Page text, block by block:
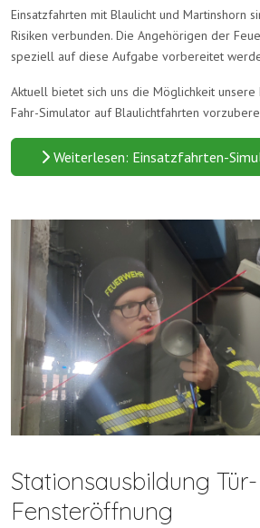
Einsatzfahrten mit Blaulicht und Martinshorn
Risiken verbunden. Die Angehörigen der
speziell auf diese Aufgabe vorbereitet
Aktuell bietet sich uns die Möglichkeit unsere
Fahr-Simulator auf Blaulichtfahrten
Weiterlesen: Einsatzfahrten-
Stationsausbildung
Fensteröffnung